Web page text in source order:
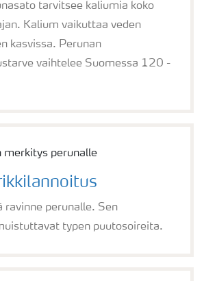
tarvitsee kaliumia koko
Kalium vaikuttaa veden
kasvissa. Perunan
vaihtelee Suomessa 120 -
ravinne perunalle. Sen
typen puutosoireita.